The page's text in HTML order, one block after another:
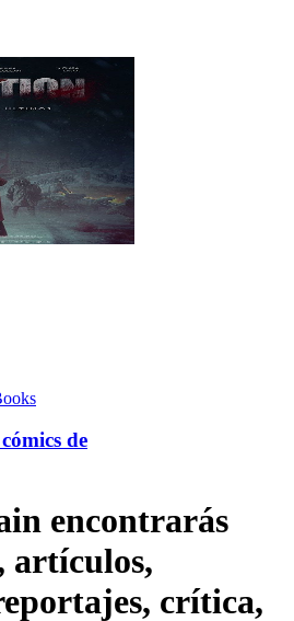
de
encontrarás
artículos,
crítica,